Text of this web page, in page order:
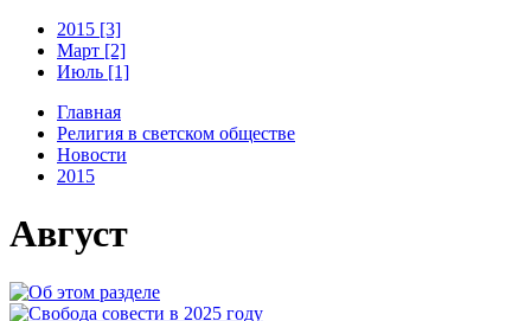
2015 [3]
Март [2]
Июль [1]
Главная
Религия в светском обществе
Новости
2015
Август